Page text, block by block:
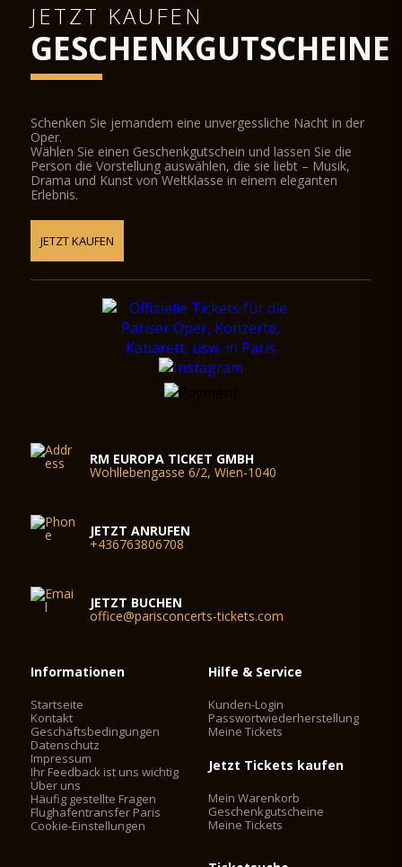
JETZT KAUFEN
GESCHENKGUTSCHEINE
Schenken Sie jemandem eine unvergessliche Nacht in der
Oper.
Wählen Sie einen Geschenkgutschein und lassen Sie die
Person die Vorstellung auswählen, die sie liebt – Musik,
Drama und Kunst von Weltklasse in einem eleganten
Erlebnis.
JETZT KAUFEN
RM EUROPA TICKET GMBH
Wohllebengasse 6/2, Wien-1040
JETZT ANRUFEN
+436763806708
JETZT BUCHEN
office@parisconcerts-tickets.com
Informationen
Startseite
Kontakt
Geschäftsbedingungen
Datenschutz
Impressum
Ihr Feedback ist uns wichtig
Über uns
Häufig gestellte Fragen
Flughafentransfer Paris
Cookie-Einstellungen
Hilfe & Service
Kunden-Login
Passwortwiederherstellung
Meine Tickets
Jetzt Tickets kaufen
Mein Warenkorb
Geschenkgutscheine
Meine Tickets